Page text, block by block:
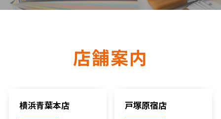
店舗案内
横浜青葉本店 戸塚原宿店